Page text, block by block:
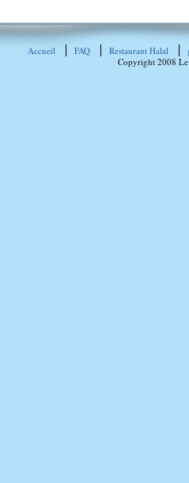
Accueil FAQ Restaurant Halal
Copyright 2008